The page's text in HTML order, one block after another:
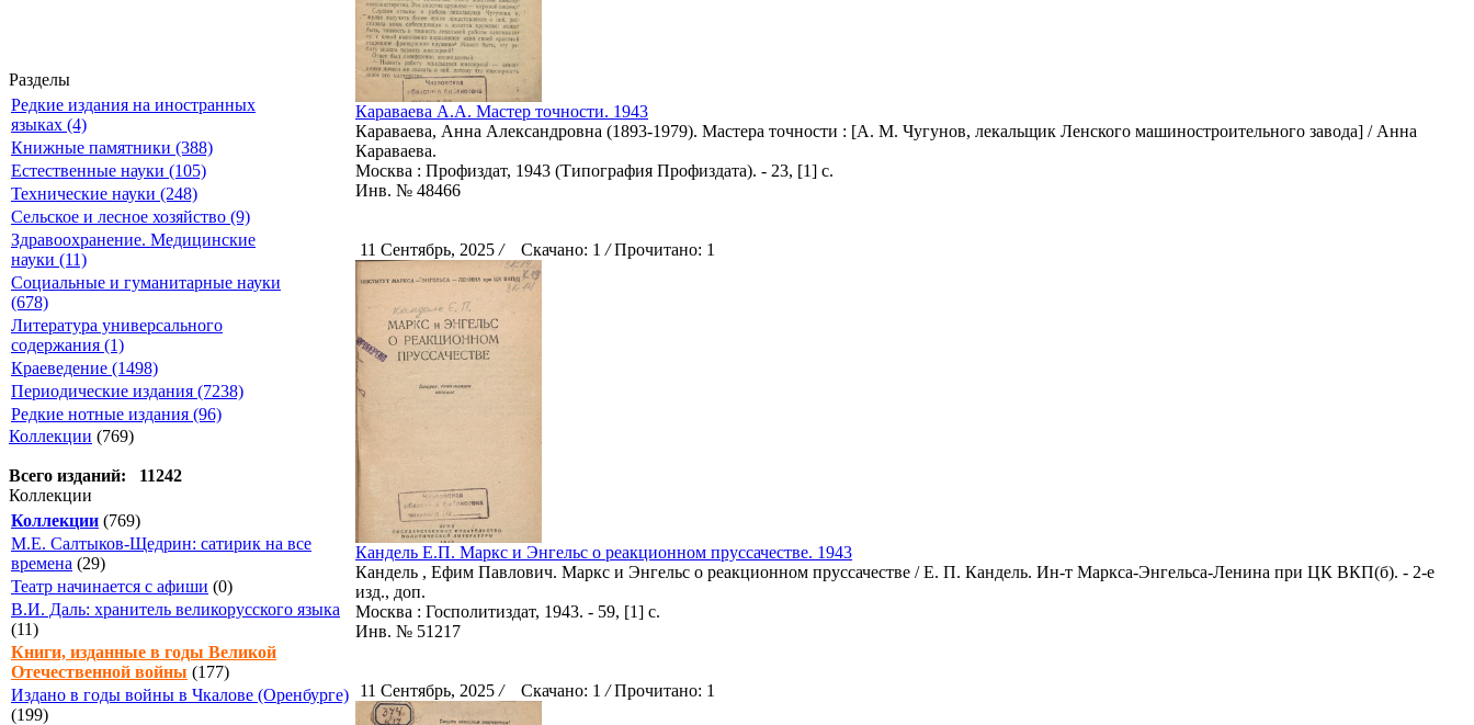
Разделы
Редкие издания на иностранных
языках (4)
Книжные памятники (388)
Естественные науки (105)
Технические науки (248)
Сельское и лесное хозяйство (9)
Здравоохранение. Медицинские
науки (11)
Социальные и гуманитарные науки
(678)
Литература универсального
содержания (1)
Краеведение (1498)
Периодические издания (7238)
Редкие нотные издания (96)
Коллекции (769)
Всего изданий: 11242
Коллекции
Коллекции (769)
М.Е. Салтыков-Щедрин: сатирик на все
времена (29)
Театр начинается с афиши (0)
В.И. Даль: хранитель великорусского языка
(11)
Книги, изданные в годы Великой
Отечественной войны (177)
Издано в годы войны в Чкалове (Оренбурге)
(199)
Караваева А.А. Мастер точности. 1943
Караваева, Анна Александровна (1893-1979). Мастера точности : [А. М. Чугунов, лекальщик Ленского машиностроительного завода] / Анна
Караваева.
Москва : Профиздат, 1943 (Типография Профиздата). - 23, [1] с.
Инв. № 48466
11 Сентябрь, 2025 /Скачано: 1 /Прочитано: 1
Кандель Е.П. Маркс и Энгельс о реакционном пруссачестве. 1943
Кандель , Ефим Павлович. Маркс и Энгельс о реакционном пруссачестве / Е. П. Кандель. Ин-т Маркса-Энгельса-Ленина при ЦК ВКП(б). - 2-е
изд., доп.
Москва : Госполитиздат, 1943. - 59, [1] с.
Инв. № 51217
11 Сентябрь, 2025 /Скачано: 1 /Прочитано: 1